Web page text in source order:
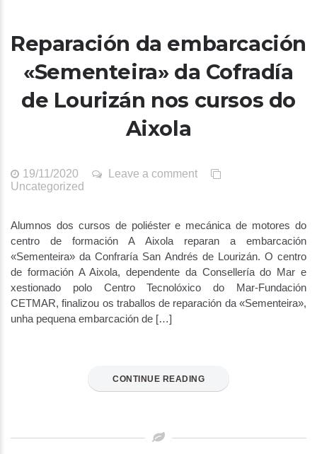
Reparación da embarcación
«Sementeira» da Cofradía
de Lourizán nos cursos do
Aixola
19/11/2020
Leave a comment
Uncategorized
Alumnos dos cursos de poliéster e mecánica de motores do
centro de formación A Aixola reparan a embarcación
«Sementeira» da Confraría San Andrés de Lourizán. O centro
de formación A Aixola, dependente da Consellería do Mar e
xestionado polo Centro Tecnolóxico do Mar-Fundación
CETMAR, finalizou os traballos de reparación da «Sementeira»,
unha pequena embarcación de […]
CONTINUE READING